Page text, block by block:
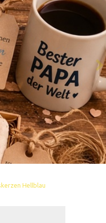
Hellblau